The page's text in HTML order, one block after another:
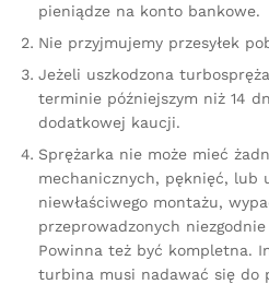
pieniądze na konto bankowe.
Nie przyjmujemy przesyłek
Jeżeli uszkodzona
terminie późniejszym niż 14
dodatkowej kaucji.
Sprężarka nie może mieć
mechanicznych, pęknięć, lub
niewłaściwego montażu,
przeprowadzonych
Powinna też być kompletna.
turbina musi nadawać się do